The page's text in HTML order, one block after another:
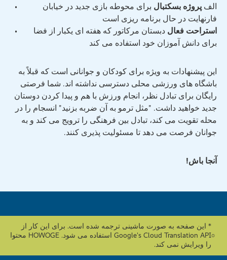
الف پروژه بسکتبال برای محوطه بازی جدید در خیابان
فارنهایت در حال برنامه ریزی است
استراحت فعال دبستان مرکاتور که هفته ای یکبار از فضا
برای دانش آموزان خود استفاده می کند
این پیشنهادات به ویژه برای کودکان و جوانانی است که قبلاً به
باشگاه های ورزشی محلی دسترسی نداشته اند. شما فرصتی
رایگان برای تبادل نظر، انجام ورزش با هم و پیدا کردن دوستان
جدید خواهید داشت. "مثل ترمو به آن ضربه بزنید" انسجام را در
محله تقویت می کند، تبادل بین فرهنگی را ترویج می کند و به
جوانان فرصت می دهد تا مسئولیت پذیری کنند.
آنجا باش!
* این صفحه به صورت ماشینی ترجمه شده است. برای این کار از
Google's Cloud Translation API استفاده می شود. HOWOGE محتوا
را ویرایش نمی کند.